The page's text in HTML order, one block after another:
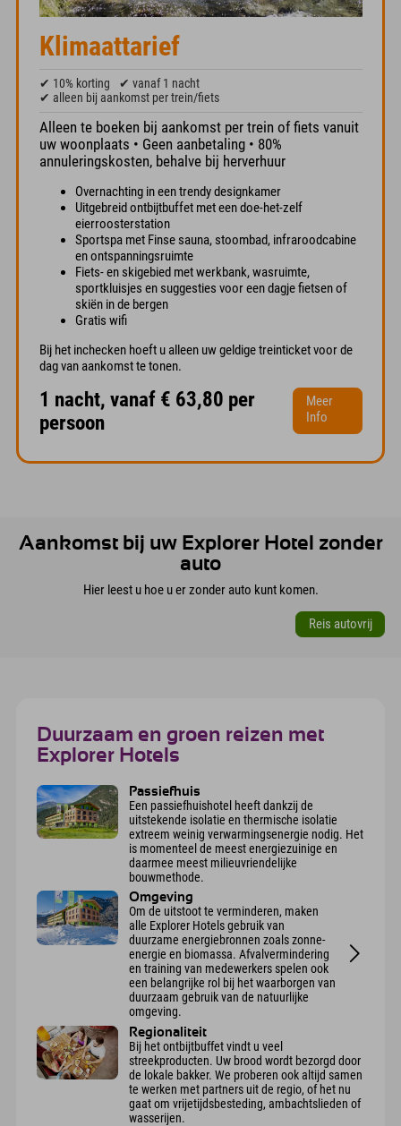
Klimaattarief
✔ 10% korting
✔ vanaf 1 nacht
✔ alleen bij aankomst per trein/fiets
Alleen te boeken bij aankomst per trein of fiets vanuit
uw woonplaats • Geen aanbetaling • 80%
annuleringskosten, behalve bij herverhuur
Overnachting in een trendy designkamer
Uitgebreid ontbijtbuffet met een doe-het-zelf
eierroosterstation
Sportspa met Finse sauna, stoombad, infraroodcabine
en ontspanningsruimte
Fiets- en skigebied met werkbank, wasruimte,
sportkluisjes en suggesties voor een dagje fietsen of
skiën in de bergen
Gratis wifi
Bij het inchecken hoeft u alleen uw geldige treinticket voor de
dag van aankomst te tonen.
1 nacht, vanaf € 63,80 per
persoon
Meer
Info
Aankomst bij uw Explorer Hotel zonder
auto
Hier leest u hoe u er zonder auto kunt komen.
Reis autovrij
Duurzaam en groen reizen met
Explorer Hotels
Passiefhuis
Een passiefhuishotel heeft dankzij de
uitstekende isolatie en thermische isolatie
extreem weinig verwarmingsenergie nodig. Het
is momenteel de meest energiezuinige en
daarmee meest milieuvriendelijke
bouwmethode.
Omgeving
Om de uitstoot te verminderen, maken
alle Explorer Hotels gebruik van
duurzame energiebronnen zoals zonne-
energie en biomassa. Afvalvermindering
en training van medewerkers spelen ook
een belangrijke rol bij het waarborgen van
duurzaam gebruik van de natuurlijke
omgeving.
Regionaliteit
Bij het ontbijtbuffet vindt u veel
streekproducten. Uw brood wordt bezorgd door
de lokale bakker. We proberen ook altijd samen
te werken met partners uit de regio, of het nu
gaat om vrijetijdsbesteding, ambachtslieden of
wasserijen.